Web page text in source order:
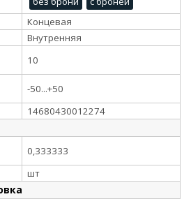
Концевая
Внутренняя
10
-50...+50
14680430012274
0,333333
шт